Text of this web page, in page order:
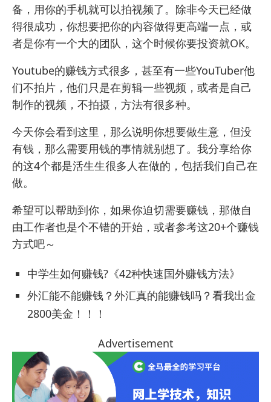
备，用你的手机就可以拍视频了。除非今天已经做
得很成功，你想要把你的内容做得更高端一点，或
者是你有一个大的团队，这个时候你要投资就OK。
Youtube的赚钱方式很多，甚至有一些YouTuber他
们不拍片，他们只是在剪辑一些视频，或者是自己
制作的视频，不拍摄，方法有很多种。
今天你会看到这里，那么说明你想要做生意，但没
有钱，那么需要用钱的事情就别想了。我分享给你
的这4个都是活生生很多人在做的，包括我们自己在
做。
希望可以帮助到你，如果你迫切需要赚钱，那做自
由工作者也是个不错的开始，或者参考这20+个赚钱
方式吧～
中学生如何赚钱?《42种快速国外赚钱方法》
外汇能不能赚钱？外汇真的能赚钱吗？看我出金
2800美金 ！！！
Advertisement